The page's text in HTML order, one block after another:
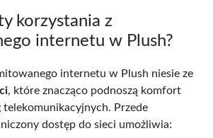
korzystania z
internetu w Plush?
internetu w Plush niesie ze
, które znacząco podnoszą komfort
telekomunikacyjnych. Przede
dostęp do sieci umożliwia: